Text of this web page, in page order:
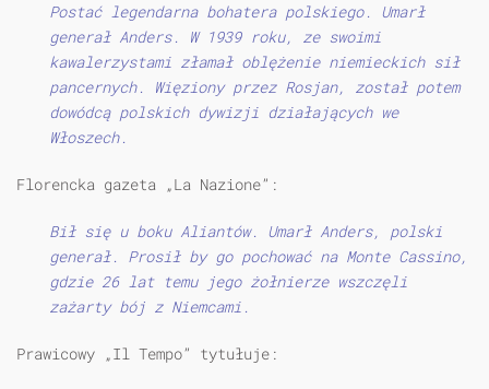
Postać legendarna bohatera polskiego. Umarł
generał Anders. W 1939 roku, ze swoimi
kawalerzystami złamał oblężenie niemieckich sił
pancernych. Więziony przez Rosjan, został potem
dowódcą polskich dywizji działających we
Włoszech.
Florencka gazeta „La Nazione”:
Bił się u boku Aliantów. Umarł Anders, polski
generał. Prosił by go pochować na Monte Cassino,
gdzie 26 lat temu jego żołnierze wszczęli
zażarty bój z Niemcami.
Prawicowy „Il Tempo” tytułuje: